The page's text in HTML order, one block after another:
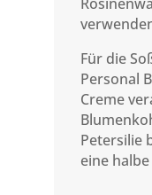
Für die
Personal
Creme
Petersilie
eine